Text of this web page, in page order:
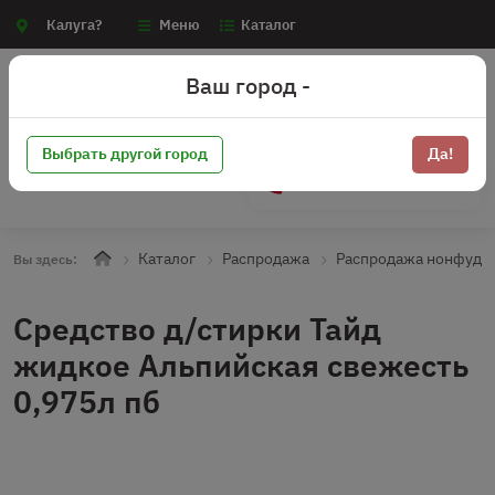
Калуга? Меню Каталог
Вы здесь: Каталог Распродажа Распродажа нонфуд
Средство д/стирки Тайд
жидкое Альпийская свежесть
0,975л пб
Ваш город -
Выбрать другой город Да!